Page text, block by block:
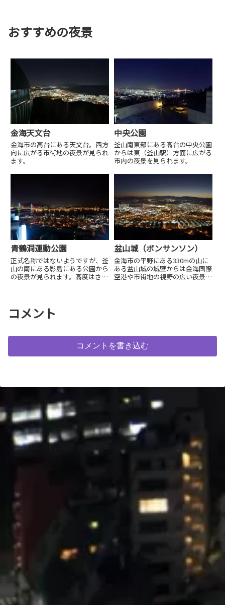
おすすめの夜景
金海天文台
金海市の高台にある天文台。西方
向に広がる市街地の夜景が見られ
ます。
中央公園
釜山南東部にある高台の中央公園
からは東（釜山駅）方面に広がる
市内の夜景を見られます。
青鶴洞運動公園
正式名称ではないようですが、釜
山の南にある影島にある公園から
の夜景が見られます。高度はさほ
盆山城（ボンサンソン）
金海市の平野にある330mの山に
ある盆山城の城壁からは金海国際
空港や市街地の視野の広い夜景が
コメント
コメントを書き込む